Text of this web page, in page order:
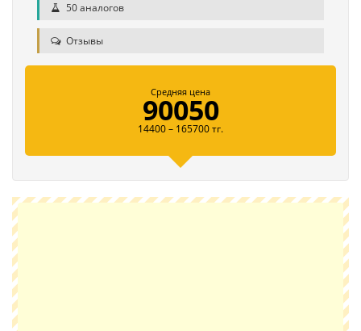
50 аналогов
Отзывы
Средняя цена
90050
14400 – 165700 тг.